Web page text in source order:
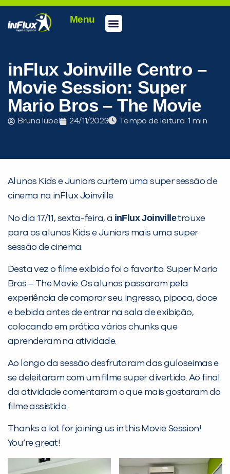
Menu
inFlux Joinville Centro –
Movie Session: Super
Mario Bros – The Movie
Bruna Iubel 24/11/2023 Tempo de leitura:
Alunos Kids e Juniors curtem uma super sessão de
cinema na inFlux Joinville
No dia 17/11, sexta-feira, a inFlux Joinvilletrouxe
para os alunos Kids e Juniors mais uma super
sessão de cinema.
Desta vez o filme exibido foi o favorito: Super Mario
Bros – The Movie. Os alunos passaram pela
experiência de comprar seu ingresso, pipoca, doce
e bebida antes de entrar na sala de exibição,
colocando em prática vários chunks que
aprenderam na atividade.
Ao longo da sessão desfrutaram das guloseimas e
se deleitaram com um filme super divertido. Ao final
da atividade comentaram o que mais gostaram do
filme assistido.
Thanks a lot for joining us in this Movie Session!
You’re great!
inFlux nesta cidade ou bairro que
você digitou.
já vamos te colocar em contato